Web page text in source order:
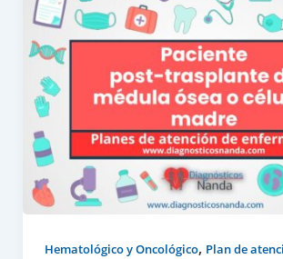
Hematológico y Oncológico, Plan de